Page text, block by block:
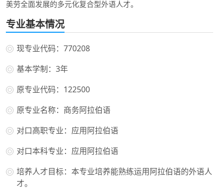
美劳全面发展的多元化复合型外语人才。
专业基本情况
现专业代码：770208
基本学制：3年
原专业代码：122500
原专业名称：商务阿拉伯语
对口高职专业：应用阿拉伯语
对口本科专业：应用阿拉伯语
培养人才目标：本专业培养能熟练运用阿拉伯语的外语人
才。